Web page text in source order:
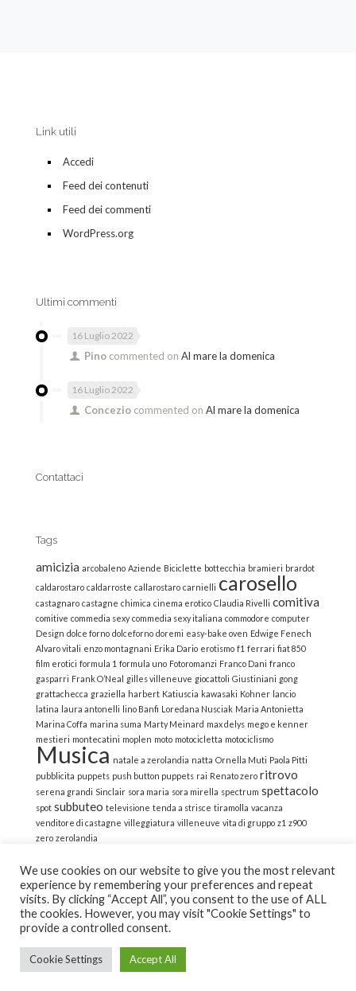
Link utili
Accedi
Feed dei contenuti
Feed dei commenti
WordPress.org
Ultimi commenti
16 Luglio 2022
Pino commented onAl mare la domenica
16 Luglio 2022
Concezio commented onAl mare la domenica
Contattaci
Tags
amicizia arcobaleno Aziende Biciclette bottecchia bramieri brardot
caldarostaro caldarroste callarostaro carnielli carosello
castagnaro castagne chimica cinema erotico Claudia Rivelli comitiva
comitive commedia sexy commedia sexy italiana commodore computer
Design dolce forno dolceforno doremi easy-bake oven Edwige Fenech
Alvaro vitali enzo montagnani Erika Dario erotismo f1 ferrari fiat 850
film erotici formula 1 formula uno Fotoromanzi Franco Dani franco
gasparri Frank O’Neal gilles villeneuve giocattoli Giustiniani gong
grattachecca graziella harbert Katiuscia kawasaki Kohner lancio
latina laura antonelli lino Banfi Loredana Nusciak Maria Antonietta
Marina Coffa marina suma Marty Meinard max delys mego e kenner
mestieri montecatini moplen moto motocicletta motociclismo
Musica natale a zerolandia natta Ornella Muti Paola Pitti
pubblicita puppets push button puppets rai Renato zero ritrovo
serena grandi Sinclair sora maria sora mirella spectrum spettacolo
spot subbuteo televisione tenda a strisce tiramolla vacanza
venditore di castagne villeggiatura villeneuve vita di gruppo z1 z900
zero zerolandia
© 2022 La Strana Nostalgia | All Rights Reserved | Powered
We use cookies on our website to give you the most relevant
experience by remembering your preferences and repeat
visits. By clicking “Accept All”, you consent to the use of ALL
the cookies. However, you may visit "Cookie Settings" to
provide a controlled consent.
Cookie Settings Accept All